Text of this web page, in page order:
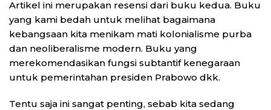
Artikel ini merupakan resensi dari buku kedua. Buku
yang kami bedah untuk melihat bagaimana
kebangsaan kita menikam mati kolonialisme purba
dan neoliberalisme modern. Buku yang
merekomendasikan fungsi subtantif kenegaraan
untuk pemerintahan presiden Prabowo dkk.
Tentu saja ini sangat penting, sebab kita sedang